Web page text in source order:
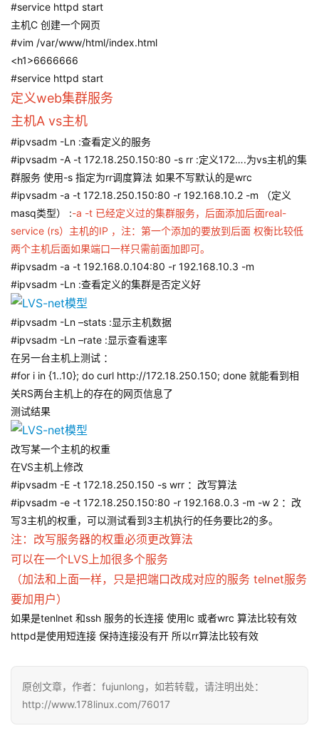
#service httpd start
主机C 创建一个网页
#vim /var/www/html/index.html
<h1>6666666
#service httpd start
定义web集群服务
主机A vs主机
#ipvsadm -Ln :查看定义的服务
#ipvsadm -A -t 172.18.250.150:80 -s rr :定义172….为vs主机的集
群服务 使用-s 指定为rr调度算法 如果不写默认的是wrc
#ipvsadm -a -t 172.18.250.150:80 -r 192.168.10.2 -m （定义
masq类型） :-a -t 已经定义过的集群服务，后面添加后面real-
service (rs）主机的IP ，注：第一个添加的要放到后面 权衡比较低
两个主机后面如果端口一样只需前面加即可。
#ipvsadm -a -t 192.168.0.104:80 -r 192.168.10.3 -m
#ipvsadm -Ln :查看定义的集群是否定义好
#ipvsadm -Ln –stats :显示主机数据
#ipvsadm -Ln –rate :显示查看速率
在另一台主机上测试 ：
#for i in {1..10}; do curl http://172.18.250.150; done 就能看到相
关RS两台主机上的存在的网页信息了
测试结果
改写某一个主机的权重
在VS主机上修改
#ipvsadm -E -t 172.18.250.150 -s wrr ：改写算法
#ipvsadm -e -t 172.18.250.150:80 -r 192.168.0.3 -m -w 2 ：改
写3主机的权重，可以测试看到3主机执行的任务要比2的多。
注：改写服务器的权重必须更改算法
可以在一个LVS上加很多个服务
（加法和上面一样，只是把端口改成对应的服务 telnet服务
要加用户）
如果是tenlnet 和ssh 服务的长连接 使用lc 或者wrc 算法比较有效
httpd是使用短连接 保持连接没有开 所以rr算法比较有效
原创文章，作者：fujunlong，如若转载，请注明出处：
http://www.178linux.com/76017